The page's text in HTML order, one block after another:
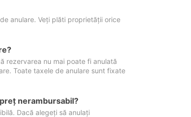
anulare. Veți plăti proprietății orice
rezervarea nu mai poate fi anulată
Toate taxele de anulare sunt fixate
nerambursabil?
Dacă alegeți să anulați